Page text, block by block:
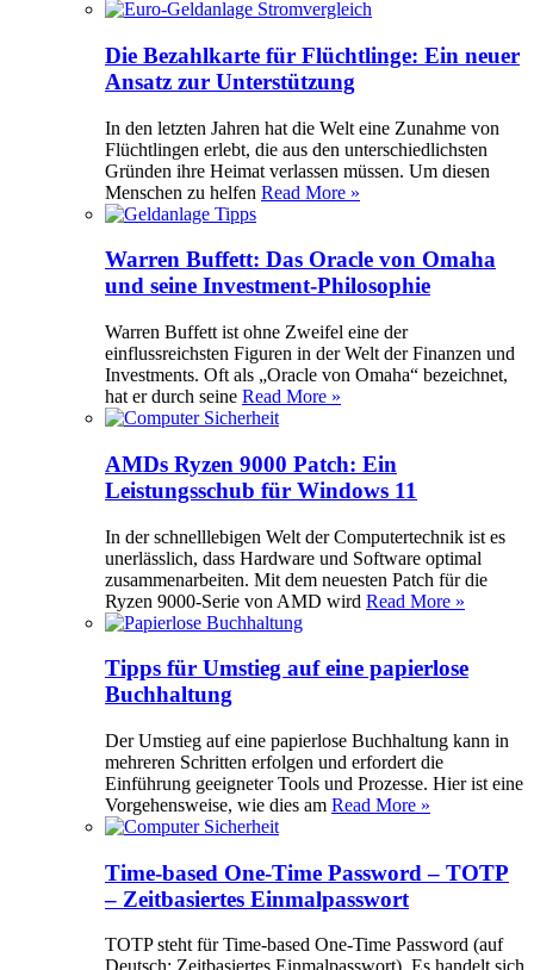
Die Bezahlkarte für Flüchtlinge: Ein neuer
Ansatz zur Unterstützung
In den letzten Jahren hat die Welt eine Zunahme von
Flüchtlingen erlebt, die aus den unterschiedlichsten
Gründen ihre Heimat verlassen müssen. Um diesen
Menschen zu helfen Read More »
Warren Buffett: Das Oracle von Omaha
und seine Investment-Philosophie
Warren Buffett ist ohne Zweifel eine der
einflussreichsten Figuren in der Welt der Finanzen und
Investments. Oft als „Oracle von Omaha“ bezeichnet,
hat er durch seine Read More »
AMDs Ryzen 9000 Patch: Ein
Leistungsschub für Windows 11
In der schnelllebigen Welt der Computertechnik ist es
unerlässlich, dass Hardware und Software optimal
zusammenarbeiten. Mit dem neuesten Patch für die
Ryzen 9000-Serie von AMD wird Read More »
Tipps für Umstieg auf eine papierlose
Buchhaltung
Der Umstieg auf eine papierlose Buchhaltung kann in
mehreren Schritten erfolgen und erfordert die
Einführung geeigneter Tools und Prozesse. Hier ist eine
Vorgehensweise, wie dies am Read More »
Time-based One-Time Password – TOTP
– Zeitbasiertes Einmalpasswort
TOTP steht für Time-based One-Time Password (auf